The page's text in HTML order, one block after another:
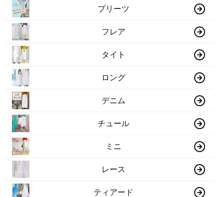
プリーツ
フレア
タイト
ロング
デニム
チュール
ミニ
レース
ティアード